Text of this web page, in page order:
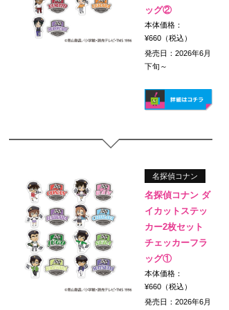
ッグ②
本体価格：
¥660（税込）
発売日：2026年6月
下旬～
名探偵コナン
名探偵コナン ダ
イカットステッ
カー2枚セット
チェッカーフラ
ッグ①
本体価格：
¥660（税込）
発売日：2026年6月